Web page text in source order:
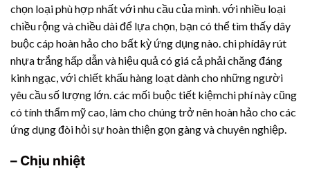
chọn loại phù hợp nhất với nhu cầu của mình. với nhiều loại
chiều rộng và chiều dài để lựa chọn, bạn có thể tìm thấy dây
buộc cáp hoàn hảo cho bất kỳ ứng dụng nào. chi phídây rút
nhựa trắng hấp dẫn và hiệu quả có giá cả phải chăng đáng
kinh ngạc, với chiết khấu hàng loạt dành cho những người
yêu cầu số lượng lớn. các mối buộc tiết kiệmchi phí này cũng
có tính thẩm mỹ cao, làm cho chúng trở nên hoàn hảo cho các
ứng dụng đòi hỏi sự hoàn thiện gọn gàng và chuyên nghiệp.
– Chịu nhiệt